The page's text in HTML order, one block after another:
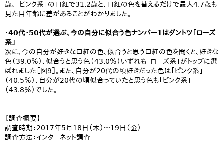
歳、「ピンク系」の口紅で31.2歳と、口紅の色を替えるだけで最大4.7歳も
見た目年齢に差があることがわかりました。
・40代・50代が選ぶ、今の自分に似合う色ナンバー1はダントツ「ローズ
系」
次に、今の自分が好きな口紅の色、似合うと思う口紅の色を聞くと、好きな
色（39.0％）、似合うと思う色（43.0％）いずれも「ローズ系」がトップに選
ばれました［図9］。また、自分が20代の頃好きだった色は「ピンク系」
（40.5％）、自分が20代の頃似合っていたと思う色も「ピンク系」
（43.8％）でした。
【調査概要】
調査時期：2017年5月18日（木）～19日（金）
調査方法：インターネット調査